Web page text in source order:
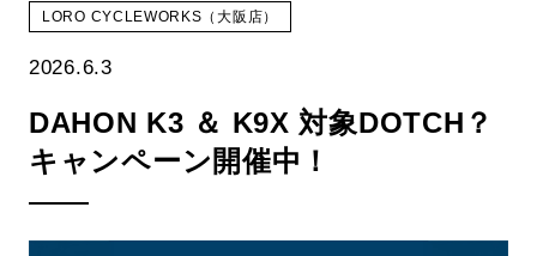
LORO CYCLEWORKS（大阪店）
2026.6.3
DAHON K3 ＆ K9X 対象DOTCH？
キャンペーン開催中！